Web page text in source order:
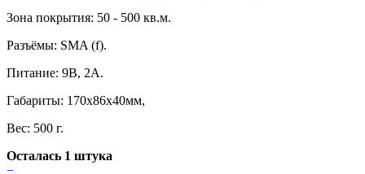
Зона покрытия: 50 - 500 кв.м.
Разъёмы: SMA (f).
Питание: 9В, 2А.
Габариты: 170x86x40мм,
Вес: 500 г.
Осталась 1 штука
−